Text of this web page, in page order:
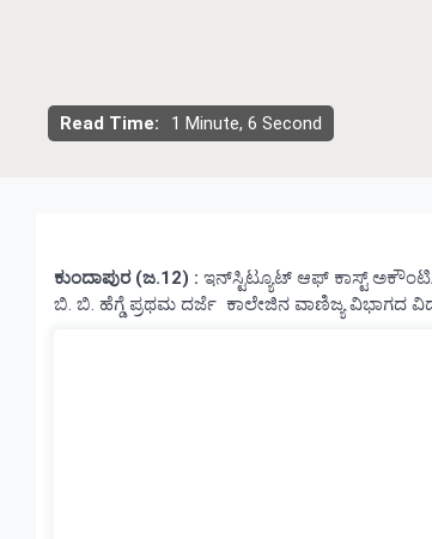
Read Time: 1 Minute, 6 Second
ಕುಂದಾಪುರ (ಜ.12) : ಇನ್‌ಸ್ಟಿಟ್ಯೂಟ್ ಆಫ್ ಕಾಸ್ಟ್
ಬಿ. ಬಿ. ಹೆಗ್ಡೆ ಪ್ರಥಮ ದರ್ಜೆ ಕಾಲೇಜಿನ ವಾಣಿಜ್ಯ ವಿಭಾಗದ